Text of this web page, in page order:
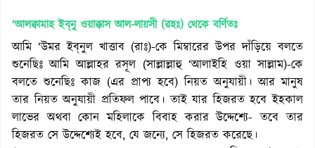
‘আলক্বামাহ ইব্‌নু ওয়াক্কাস আল-লায়সী (রহঃ) থেকে বর্ণিতঃ
আমি ‘উমর ইব্‌নুল খাত্তাব (রাঃ)-কে মিম্বারের উপর দাঁড়িয়ে বলতে
শুনেছিঃ আমি আল্লাহর রসূল (সাল্লাল্লাহু ‘আলাইহি ওয়া সাল্লাম)-কে
বলতে শুনেছিঃ কাজ (এর প্রাপ্য হবে) নিয়ত অনুযায়ী। আর মানুষ
তার নিয়ত অনুযায়ী প্রতিফল পাবে। তাই যার হিজরত হবে ইহকাল
লাভের অথবা কোন মহিলাকে বিবাহ করার উদ্দেশ্যে- তবে তার
হিজরত সে উদ্দেশ্যেই হবে, যে জন্যে, সে হিজরত করেছে।